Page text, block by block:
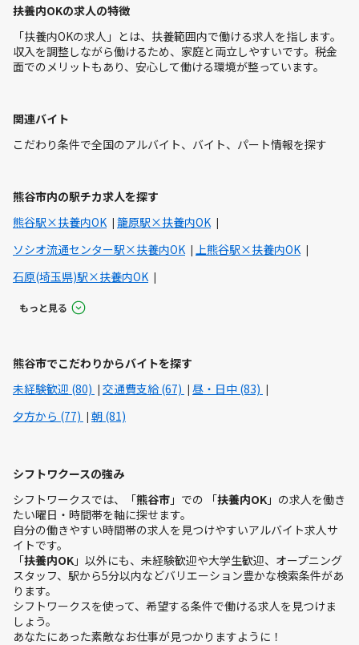
扶養内OKの求人の特徴
「扶養内OKの求人」とは、扶養範囲内で働ける求人を指します。
収入を調整しながら働けるため、家庭と両立しやすいです。税金
面でのメリットもあり、安心して働ける環境が整っています。
関連バイト
こだわり条件で全国のアルバイト、バイト、パート情報を探す
熊谷市内の駅チカ求人を探す
熊谷駅×扶養内OK
籠原駅×扶養内OK
ソシオ流通センター駅×扶養内OK
上熊谷駅×扶養内OK
石原(埼玉県)駅×扶養内OK
もっと見る
熊谷市でこだわりからバイトを探す
未経験歓迎 (80)
交通費支給 (67)
昼・日中 (83)
夕方から (77)
朝 (81)
シフトワクースの強み
シフトワークスでは、「熊谷市 」での 「扶養内OK 」の求人を働き
たい曜日・時間帯を軸に探せます。
自分の働きやすい時間帯の求人を見つけやすいアルバイト求人サ
イトです。
「扶養内OK 」以外にも、未経験歓迎や大学生歓迎、オープニング
スタッフ、駅から5分以内などバリエーション豊かな検索条件があ
ります。
シフトワークスを使って、希望する条件で働ける求人を見つけま
しょう。
あなたにあった素敵なお仕事が見つかりますように！